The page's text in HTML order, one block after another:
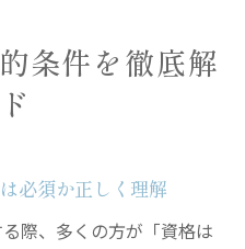
条件を徹底解
必須か正しく理解
際、多くの方が「資格は